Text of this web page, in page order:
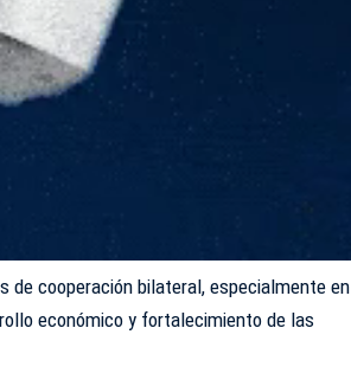
cooperación bilateral, especialmente en
económico y fortalecimiento de las